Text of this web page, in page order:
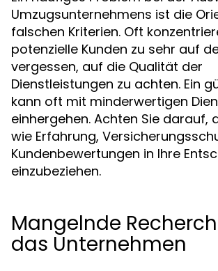
Umzugsunternehmens ist die
falschen Kriterien. Oft
potenzielle Kunden zu sehr auf
vergessen, auf die Qualität der
Dienstleistungen zu achten. Ein
kann oft mit minderwertigen
einhergehen. Achten Sie darauf,
wie Erfahrung,
Kundenbewertungen in Ihre
einzubeziehen.
Mangelnde
das Unternehmen